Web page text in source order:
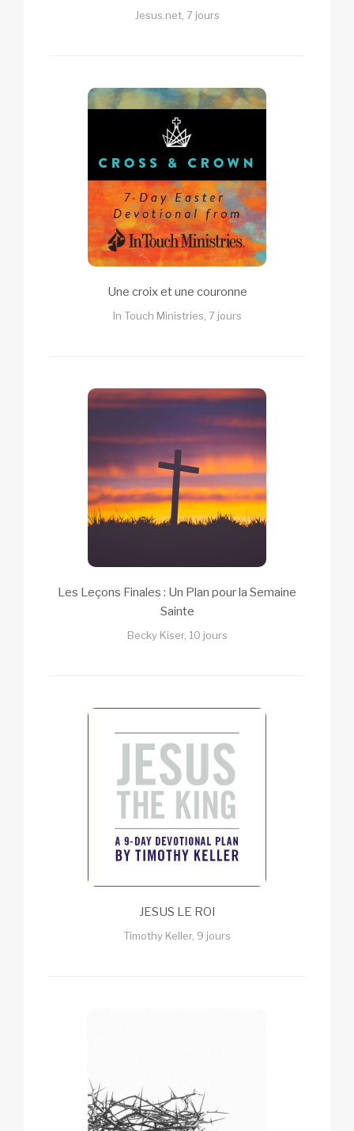
Jesus.net, 7 jours
Une croix et une couronne
In Touch Ministries, 7 jours
Les Leçons Finales : Un Plan pour la Semaine
Sainte
Becky Kiser, 10 jours
JESUS LE ROI
Timothy Keller, 9 jours